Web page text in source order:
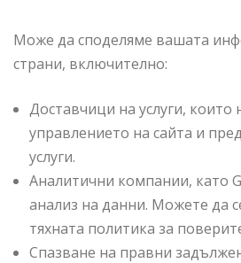
Може да споделяме вашата
страни, включително:
Доставчици на услуги, които
управлението на сайта и
услуги.
Аналитични компании, като
анализ на данни. Можете да
тяхната политика за
Спазване на правни